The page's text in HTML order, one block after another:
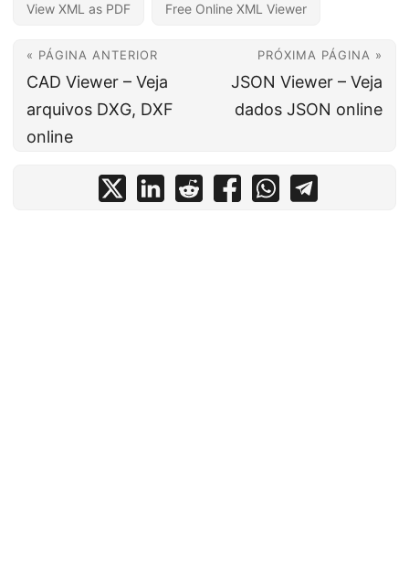
View XML as PDF Free Online XML Viewer
« PÁGINA ANTERIOR
CAD Viewer – Veja
arquivos DXG, DXF
online
PRÓXIMA PÁGINA »
JSON Viewer – Veja
dados JSON online